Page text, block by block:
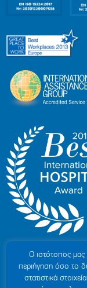
Ο ιστότοπoς μας
περιήγηση όσο το
στατιστικά